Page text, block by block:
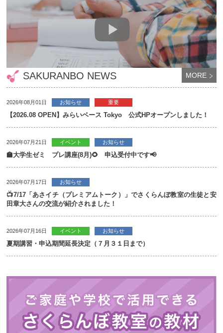
SAKURANBO NEWS MORE
2026年08月01日 お知らせ 重要
【2026.08 OPEN】みらいベース Tokyo 公式HPオープンしました！
2026年07月21日 イベント お知らせ
🏫大学生ゼミ プレ講座(8月)🌻 申込受付中です📢
2026年07月17日 お知らせ
📺7/17「あさイチ（プレミアムトーク）」でさくらんぼ教室の生徒と安
田章大さんの交流が紹介されました！
2026年07月16日 イベント お知らせ
夏期講習・申込期間延長決定（７月３１日まで）